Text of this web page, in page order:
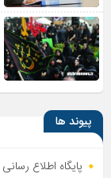
پیوند ها
پایگاه اطلاع